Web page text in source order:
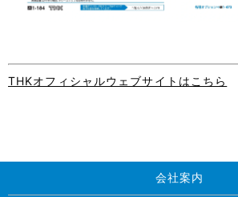
THKオフィシャルウェブサイトはこちら
会社案内